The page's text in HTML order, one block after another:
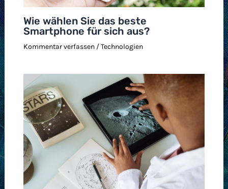
Wie wählen Sie das beste
Smartphone für sich aus?
Kommentar verfassen /Technologien